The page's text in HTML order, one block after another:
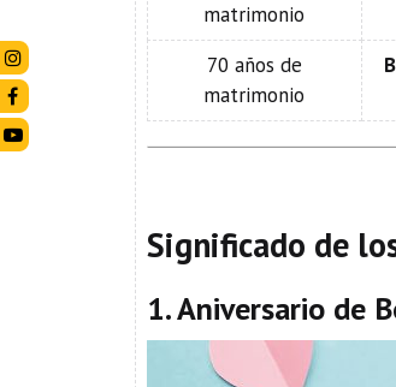
matrimonio
70 años de
matrimonio
Significado de
1. Aniversario de